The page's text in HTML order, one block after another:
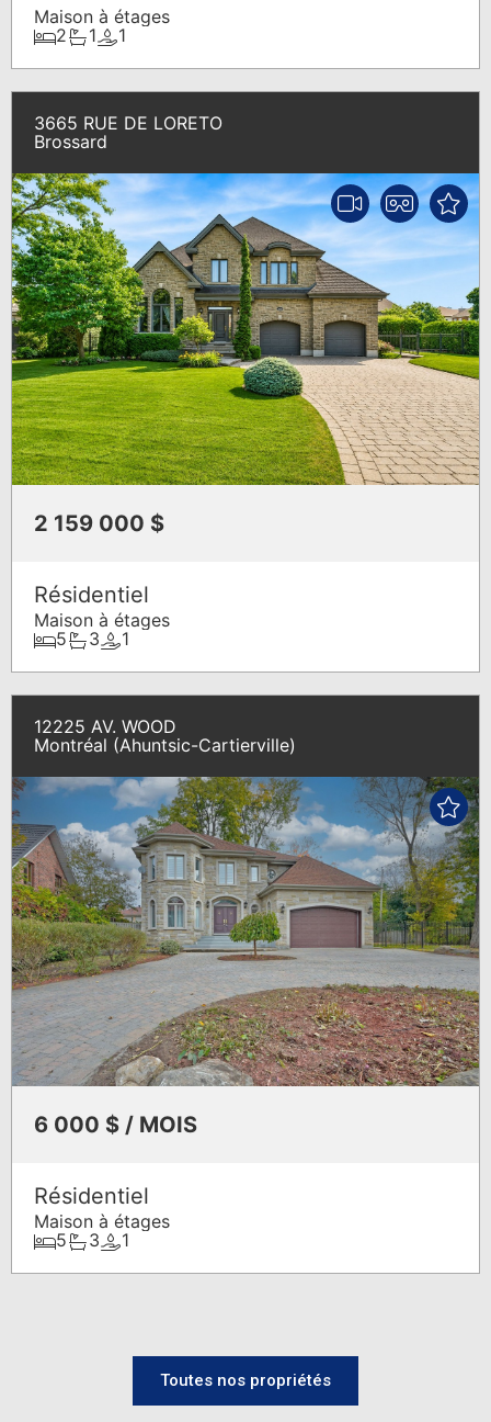
Maison à étages
2
1 1
3665 RUE DE LORETO
Brossard
2 159 000 $
Résidentiel
Maison à étages
5
3 1
12225 AV. WOOD
Montréal (Ahuntsic-Cartierville)
6 000 $ / MOIS
Résidentiel
Maison à étages
5
3 1
Toutes nos propriétés